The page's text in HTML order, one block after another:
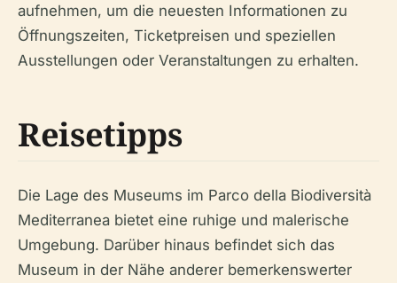
aufnehmen, um die neuesten Informationen zu
Öffnungszeiten, Ticketpreisen und speziellen
Ausstellungen oder Veranstaltungen zu erhalten.
Reisetipps
Die Lage des Museums im Parco della Biodiversità
Mediterranea bietet eine ruhige und malerische
Umgebung. Darüber hinaus befindet sich das
Museum in der Nähe anderer bemerkenswerter